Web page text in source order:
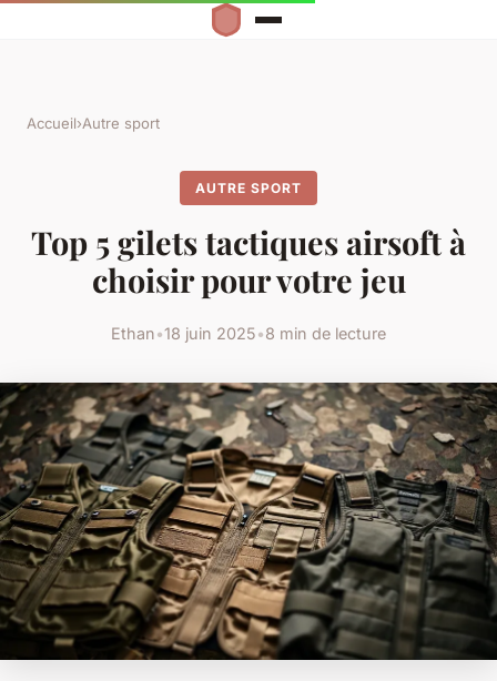
Accueil›Autre sport
AUTRE SPORT
Top 5 gilets tactiques airsoft à
choisir pour votre jeu
Ethan•18 juin 2025•8 min de lecture